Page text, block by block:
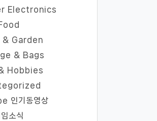
Electronics
& Garden
& Bags
Hobbies
인기동영상
소식